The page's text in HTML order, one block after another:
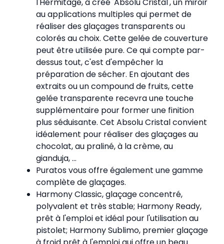
au applications multiples qui permet de
réaliser des glaçages transparents ou
colorés au choix. Cette gelée de couverture
peut être utilisée pure. Ce qui compte par-
dessus tout, c'est d'empêcher la
préparation de sécher. En ajoutant des
extraits ou un compound de fruits, cette
gelée transparente recevra une touche
supplémentaire pour former une finition
plus séduisante. Cet Absolu Cristal convient
idéalement pour réaliser des glaçages au
chocolat, au praliné, à la crème, au
gianduja, ...
Puratos vous offre également une gamme
complète de glaçages.
Harmony Classic, glaçage concentré,
polyvalent et très stable; Harmony Ready,
prêt à l'emploi et idéal pour l'utilisation au
pistolet; Harmony Sublimo, premier glaçage